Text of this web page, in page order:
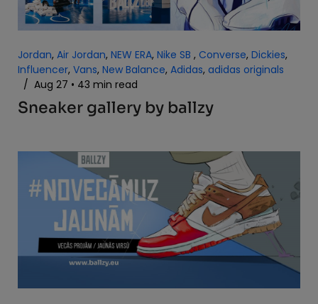
Jordan, Air Jordan, NEW ERA, Nike SB , Converse, Dickies,
Influencer, Vans, New Balance, Adidas, adidas originals
/ Aug 27 43 min read
Sneaker gallery by ballzy